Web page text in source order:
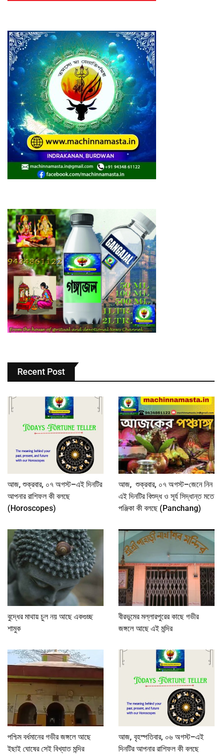
Recent Post
আজ, শুক্রবার, ০৭ অগস্ট–এই দিনটির
আপনার রাশিফল কী বলছে
(Horoscopes)
আজ, শুক্রবার, ০৭ অগস্ট–জেনে নিন
এই দিনটির বিশুদ্ধ ও সূর্য সিদ্ধান্ত মতে
পঞ্জিকা কী বলছে (Panchang)
বুদ্ধের মাথায় চুল নয় আছে একগুচ্ছ
শামুক
বীরভূমের মল্লারপুরের কাছে গভীর
জঙ্গলে আছে এই মন্দির
পশ্চিম বর্ধমানের গভীর জঙ্গলে আছে
ইছাই ঘোষের সেই বিখ্যাত মন্দির
আজ, বৃহস্পতিবার, ০৬ অগস্ট–এই
দিনটির আপনার রাশিফল কী বলছে